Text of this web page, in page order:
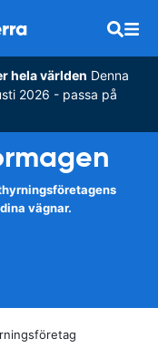
hela världen Denna
2026 - passa på
vägnar.